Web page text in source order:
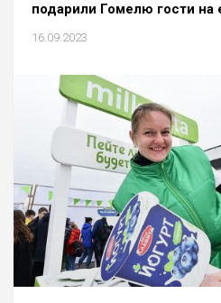
подарили Гомелю гости на
16.09.2023